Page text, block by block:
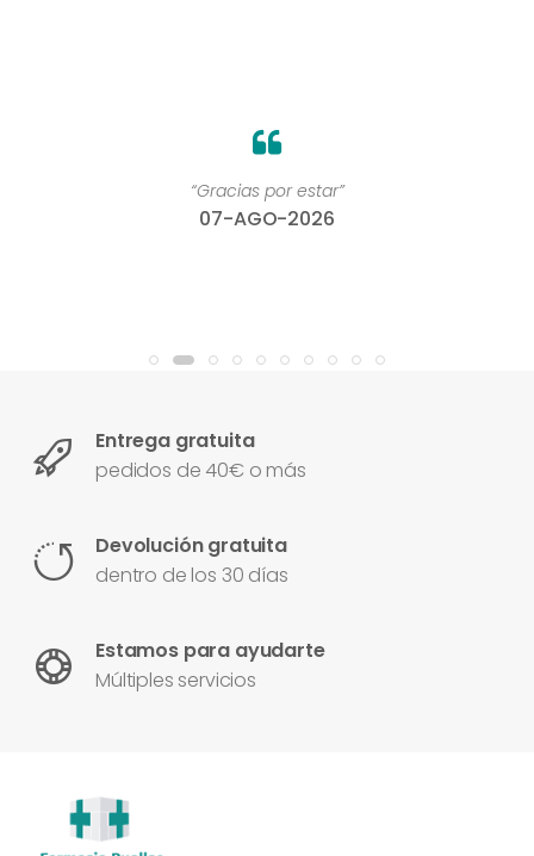
“Gracias por estar”
07-AGO-2026
Entrega gratuita
pedidos de 40€ o más
Devolución gratuita
dentro de los 30 días
Estamos para ayudarte
Múltiples servicios